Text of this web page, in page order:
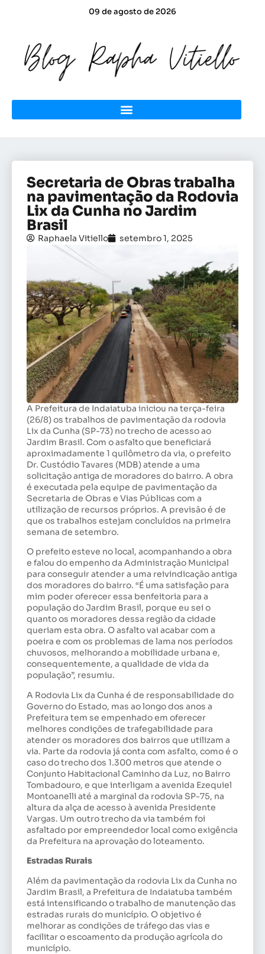
09 de agosto de 2026
Secretaria de Obras trabalha
na pavimentação da Rodovia
Lix da Cunha no Jardim
Brasil
Raphaela Vitiello setembro 1, 2025
A Prefeitura de Indaiatuba iniciou na terça-feira
(26/8) os trabalhos de pavimentação da rodovia
Lix da Cunha (SP-73) no trecho de acesso ao
Jardim Brasil. Com o asfalto que beneficiará
aproximadamente 1 quilômetro da via, o prefeito
Dr. Custódio Tavares (MDB) atende a uma
solicitação antiga de moradores do bairro. A obra
é executada pela equipe de pavimentação da
Secretaria de Obras e Vias Públicas com a
utilização de recursos próprios. A previsão é de
que os trabalhos estejam concluídos na primeira
semana de setembro.
O prefeito esteve no local, acompanhando a obra
e falou do empenho da Administração Municipal
para conseguir atender a uma reivindicação antiga
dos moradores do bairro. “É uma satisfação para
mim poder oferecer essa benfeitoria para a
população do Jardim Brasil, porque eu sei o
quanto os moradores dessa região da cidade
queriam esta obra. O asfalto vai acabar com a
poeira e com os problemas de lama nos períodos
chuvosos, melhorando a mobilidade urbana e,
consequentemente, a qualidade de vida da
população”, resumiu.
A Rodovia Lix da Cunha é de responsabilidade do
Governo do Estado, mas ao longo dos anos a
Prefeitura tem se empenhado em oferecer
melhores condições de trafegabilidade para
atender os moradores dos bairros que utilizam a
via. Parte da rodovia já conta com asfalto, como é o
caso do trecho dos 1.300 metros que atende o
Conjunto Habitacional Caminho da Luz, no Bairro
Tombadouro, e que interligam a avenida Ezequiel
Montoanelli até a marginal da rodovia SP-75, na
altura da alça de acesso à avenida Presidente
Vargas. Um outro trecho da via também foi
asfaltado por empreendedor local como exigência
da Prefeitura na aprovação do loteamento.
Estradas Rurais
Além da pavimentação da rodovia Lix da Cunha no
Jardim Brasil, a Prefeitura de Indaiatuba também
está intensificando o trabalho de manutenção das
estradas rurais do município. O objetivo é
melhorar as condições de tráfego das vias e
facilitar o escoamento da produção agrícola do
município.